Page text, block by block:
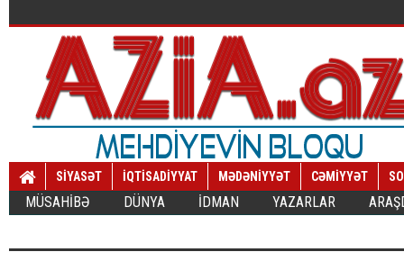
SİYASƏT İQTİSADİYYAT MƏDƏNİYYƏT CƏMİYYƏT
MÜSAHİBƏ DÜNYA İDMAN YAZARLAR